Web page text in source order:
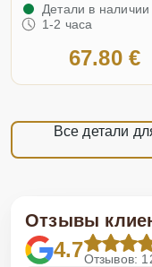
Детали в наличии
1-2 часа
67.80 €
Все детали
Отзывы
4.7Отзывов: